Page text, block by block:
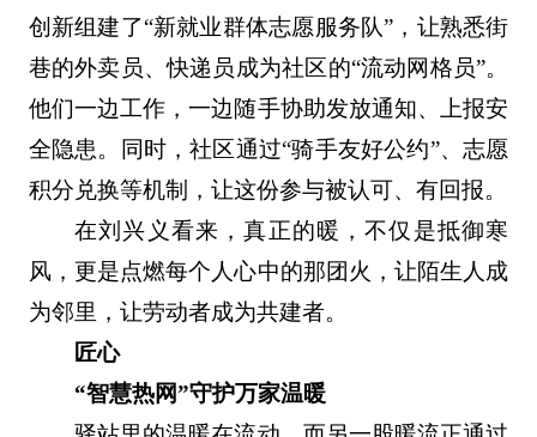
创新组建了“新就业群体志愿服务队”，让熟悉街
巷的外卖员、快递员成为社区的“流动网格员”。
他们一边工作，一边随手协助发放通知、上报安
全隐患。同时，社区通过“骑手友好公约”、志愿
积分兑换等机制，让这份参与被认可、有回报。
在刘兴义看来，真正的暖，不仅是抵御寒
风，更是点燃每个人心中的那团火，让陌生人成
为邻里，让劳动者成为共建者。
匠心
“智慧热网”守护万家温暖